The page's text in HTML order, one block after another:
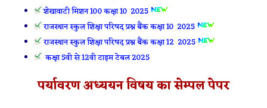
शेखावाटी मिशन 100 कक्षा 10 2025
राजस्थान स्कुल शिक्षा परिषद प्रश्न बैंक कक्षा 10 2025
राजस्थान स्कुल शिक्षा परिषद प्रश्न बैंक कक्षा 12 2025
कक्षा 5वी से 12वी टाइम टेबल 2025
पर्यावरण अध्ययन विषय का सेम्पल पेपर